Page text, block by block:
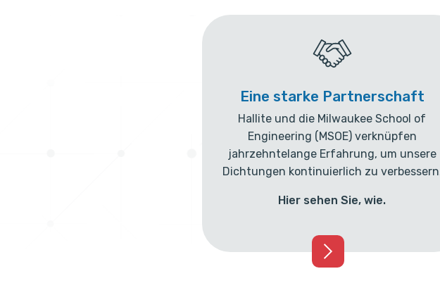
Eine starke Partnerschaft
Hallite und die Milwaukee School of
Engineering (MSOE) verknüpfen
jahrzehntelange Erfahrung, um unsere
Dichtungen kontinuierlich zu
Hier sehen Sie, wie.